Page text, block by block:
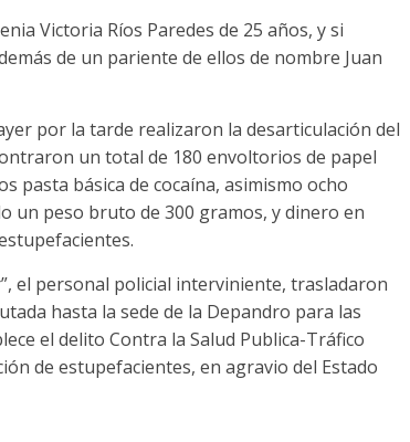
Victoria Ríos Paredes de 25 años, y si
de un pariente de ellos de nombre Juan
por la tarde realizaron la desarticulación del
un total de 180 envoltorios de papel
pasta básica de cocaína, asimismo ocho
un peso bruto de 300 gramos, y dinero en
el personal policial interviniente, trasladaron
hasta la sede de la Depandro para las
el delito Contra la Salud Publica-Tráfico
de estupefacientes, en agravio del Estado